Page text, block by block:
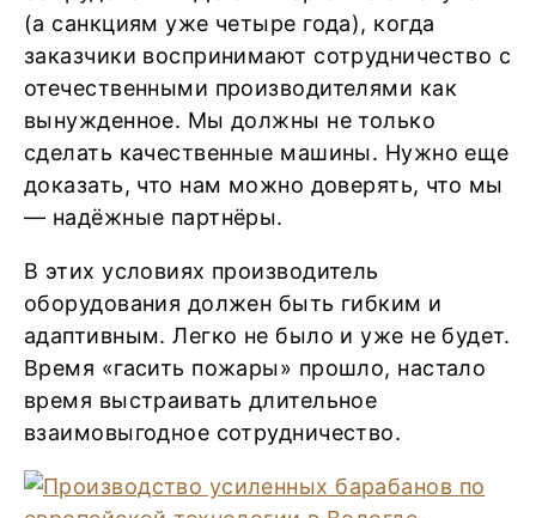
(а санкциям уже четыре года), когда
заказчики воспринимают сотрудничество с
отечественными производителями как
вынужденное. Мы должны не только
сделать качественные машины. Нужно еще
доказать, что нам можно доверять, что мы
— надёжные партнёры.
В этих условиях производитель
оборудования должен быть гибким и
адаптивным. Легко не было и уже не будет.
Время «гасить пожары» прошло, настало
время выстраивать длительное
взаимовыгодное сотрудничество.